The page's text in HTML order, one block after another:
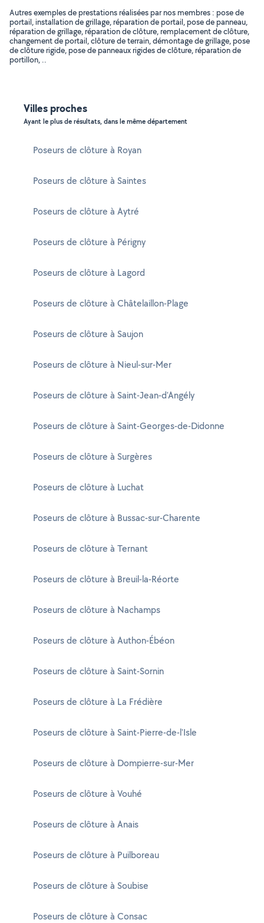
Autres exemples de prestations réalisées par nos membres : pose de
portail, installation de grillage, réparation de portail, pose de panneau,
réparation de grillage, réparation de clôture, remplacement de clôture,
changement de portail, clôture de terrain, démontage de grillage, pose
de clôture rigide, pose de panneaux rigides de clôture, réparation de
portillon, ..
Villes proches
Ayant le plus de résultats, dans le même département
Poseurs de clôture à Royan
Poseurs de clôture à Saintes
Poseurs de clôture à Aytré
Poseurs de clôture à Périgny
Poseurs de clôture à Lagord
Poseurs de clôture à Châtelaillon-Plage
Poseurs de clôture à Saujon
Poseurs de clôture à Nieul-sur-Mer
Poseurs de clôture à Saint-Jean-d'Angély
Poseurs de clôture à Saint-Georges-de-Didonne
Poseurs de clôture à Surgères
Poseurs de clôture à Luchat
Poseurs de clôture à Bussac-sur-Charente
Poseurs de clôture à Ternant
Poseurs de clôture à Breuil-la-Réorte
Poseurs de clôture à Nachamps
Poseurs de clôture à Authon-Ébéon
Poseurs de clôture à Saint-Sornin
Poseurs de clôture à La Frédière
Poseurs de clôture à Saint-Pierre-de-l'Isle
Poseurs de clôture à Dompierre-sur-Mer
Poseurs de clôture à Vouhé
Poseurs de clôture à Anais
Poseurs de clôture à Puilboreau
Poseurs de clôture à Soubise
Poseurs de clôture à Consac